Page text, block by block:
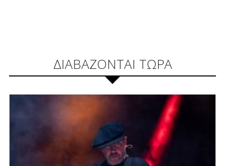
ΔΙΑΒΑΖΟΝΤΑΙ ΤΩΡΑ